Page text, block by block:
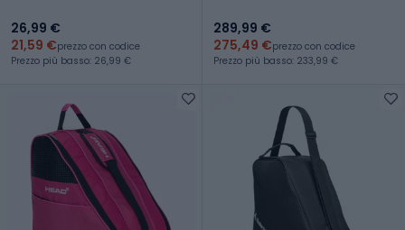
26,99 €
21,59 €prezzo con codice
Prezzo più basso: 26,99 €
289,99 €
275,49 €prezzo con codice
Prezzo più basso: 233,99 €